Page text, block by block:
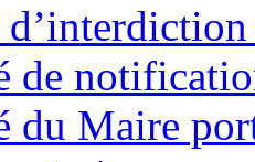
de
du Maire